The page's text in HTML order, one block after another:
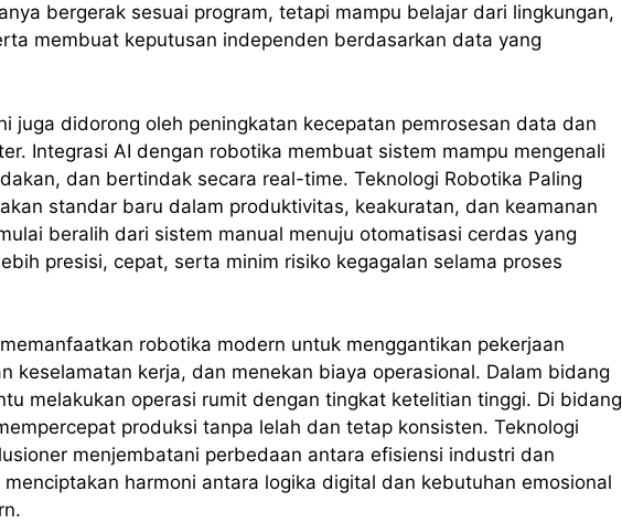
bergerak sesuai program, tetapi mampu belajar dari lingkungan,
membuat keputusan independen berdasarkan data yang
juga didorong oleh peningkatan kecepatan pemrosesan data dan
Integrasi AI dengan robotika membuat sistem mampu mengenali
dan bertindak secara real-time. Teknologi Robotika Paling
standar baru dalam produktivitas, keakuratan, dan keamanan
beralih dari sistem manual menuju otomatisasi cerdas yang
presisi, cepat, serta minim risiko kegagalan selama proses
robotika modern untuk menggantikan pekerjaan
keselamatan kerja, dan menekan biaya operasional. Dalam bidang
melakukan operasi rumit dengan tingkat ketelitian tinggi. Di bidang
produksi tanpa lelah dan tetap konsisten. Teknologi
menjembatani perbedaan antara efisiensi industri dan
harmoni antara logika digital dan kebutuhan emosional